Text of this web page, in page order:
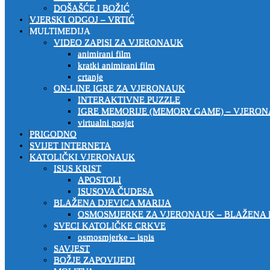
DOŠAŠĆE I BOŽIĆ
VJERSKI ODGOJ – VRTIĆ
MULTIMEDIJA
VIDEO ZAPISI ZA VJERONAUK
animirani film
kratki animirani film
crtanje
ON-LINE IGRE ZA VJERONAUK
INTERAKTIVNE PUZZLE
IGRE MEMORIJE (MEMORY GAME) –
virtualni posjet
PRIGODNO
SVIJET INTERNETA
KATOLIČKI VJERONAUK
ISUS KRIST
APOSTOLI
ISUSOVA ČUDESA
BLAŽENA DJEVICA MARIJA
OSMOSMJERKE ZA VJERONAUK – BLAŽENA
SVECI KATOLIČKE CRKVE
osmosmjerke – ispis
SAVJEST
BOŽJE ZAPOVIJEDI